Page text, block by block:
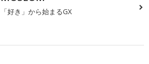
「好き」から始まるGX